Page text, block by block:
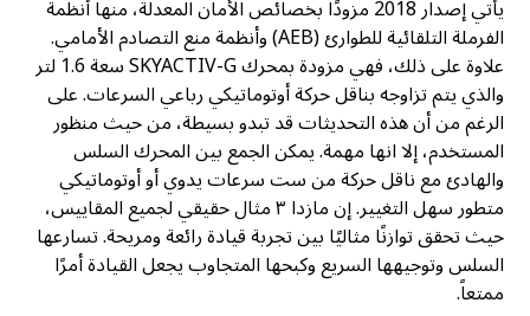
يأتي إصدار 2018 مزودًا بخصائص الأمان المعدلة، منها أنظمة
الفرملة التلقائية للطوارئ (AEB) وأنظمة منع التصادم الأمامي.
علاوة على ذلك، فهي مزودة بمحرك SKYACTIV-G سعة 1.6 لتر
والذي يتم تزاوجه بناقل حركة أوتوماتيكي رباعي السرعات. على
الرغم من أن هذه التحديثات قد تبدو بسيطة، من حيث منظور
المستخدم، إلا انها مهمة. يمكن الجمع بين المحرك السلس
والهادئ مع ناقل حركة من ست سرعات يدوي أو أوتوماتيكي
متطور سهل التغيير. إن مازدا ٣ مثال حقيقي لجميع المقاييس،
حيث تحقق توازنًا مثاليًا بين تجربة قيادة رائعة ومريحة. تسارعها
السلس وتوجيهها السريع وكبحها المتجاوب يجعل القيادة أمرًا
ممتعاً.